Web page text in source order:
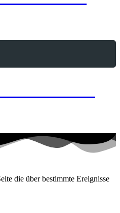
die über bestimmte Ereignisse